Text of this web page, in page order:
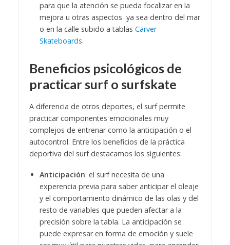
para que la atención se pueda focalizar en la
mejora u otras aspectos ya sea dentro del mar
o en la calle subido a tablas Carver
Skateboards.
Beneficios psicológicos de
practicar surf o surfskate
A diferencia de otros deportes, el surf permite
practicar componentes emocionales muy
complejos de entrenar como la anticipación o el
autocontrol. Entre los beneficios de la práctica
deportiva del surf destacamos los siguientes:
Anticipación: el surf necesita de una
experencia previa para saber anticipar el oleaje
y el comportamiento dinámico de las olas y del
resto de variables que pueden afectar a la
precisión sobre la tabla. La anticipación se
puede expresar en forma de emoción y suele